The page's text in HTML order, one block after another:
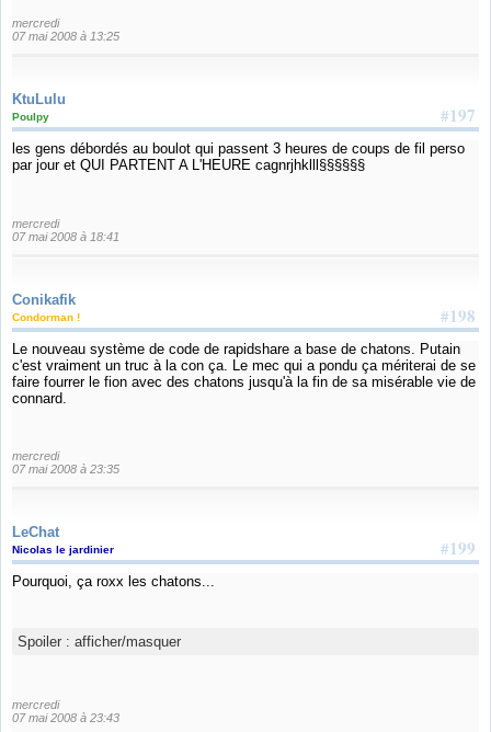
mercredi
07 mai 2008 à 13:25
KtuLulu
#197
Poulpy
les gens débordés au boulot qui passent 3 heures de coups de fil perso
par jour et QUI PARTENT A L'HEURE cagnrjhklll§§§§§§
mercredi
07 mai 2008 à 18:41
Conikafik
#198
Condorman !
Le nouveau système de code de rapidshare a base de chatons. Putain
c'est vraiment un truc à la con ça. Le mec qui a pondu ça mériterai de se
faire fourrer le fion avec des chatons jusqu'à la fin de sa misérable vie de
connard.
mercredi
07 mai 2008 à 23:35
LeChat
#199
Nicolas le jardinier
Pourquoi, ça roxx les chatons...
Spoiler : afficher/masquer
mercredi
07 mai 2008 à 23:43